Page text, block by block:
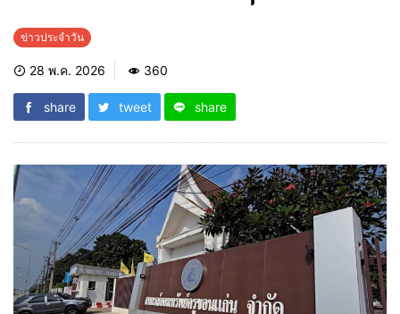
ข่าวประจำวัน
28 พ.ค. 2026 360
share tweet share